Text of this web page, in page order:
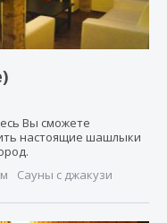
Вы сможете
настоящие шашлыки
Сауны с джакузи